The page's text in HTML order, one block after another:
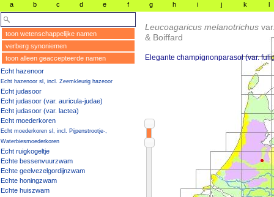
a b c d e f g h i j k l
toon wetenschappelijke namen
verberg synoniemen
toon alleen geaccepteerde namen
Echt hazenoor
Echt hazenoor sl, incl. Zeemkleurig hazeoor
Echt judasoor
Echt judasoor (var. auricula-judae)
Echt judasoor (var. lactea)
Echt moederkoren
Echt moederkoren sl, incl. Pijpenstrootje-,
Waterbiesmoederkoren
Echt ruigkogeltje
Echte bessenvuurzwam
Echte geelvezelgordijnzwam
Echte honingzwam
Echte huiszwam
Leucoagaricus melanotrichus
& Boiffard
Elegante champignonparasol (var.